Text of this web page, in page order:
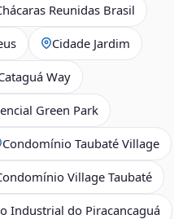
Reunidas Brasil
Cidade Jardim
Way
Green Park
Condomínio Taubaté Village
Village Taubaté
Industrial do Piracancaguá